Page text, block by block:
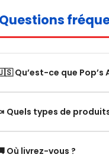
Questions
Qu’est-ce que Pop’s
Pop’s America est une
Quels types de
Nous proposons
Où livrez-vous ?